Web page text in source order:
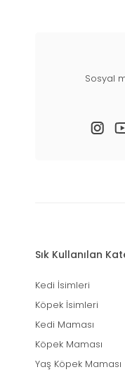
Sosyal
Sık Kullanılan
Kedi İsimleri
Köpek İsimleri
Kedi Maması
Köpek Maması
Yaş Köpek Maması